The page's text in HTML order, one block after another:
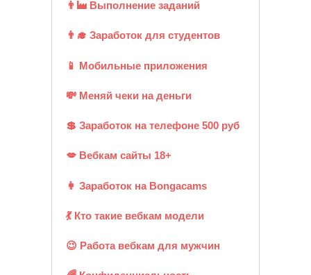
👨‍🏭 Выполнение заданий
👨‍🎓 Заработок для студентов
📱 Мобильные приложения
💸 Меняй чеки на деньги
💲 Заработок на телефоне 500 руб
💋 Вебкам сайты 18+
👩 Заработок на Bongacams
💃 Кто такие вебкам модели
😉 Работа вебкам для мужчин